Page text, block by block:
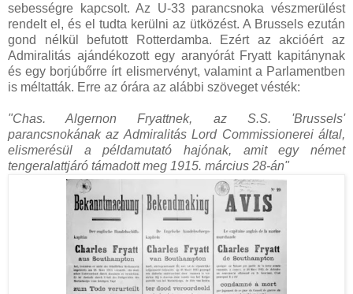
sebességre kapcsolt. Az U-33 parancsnoka vészmerülést
rendelt el, és el tudta kerülni az ütközést. A Brussels ezután
gond nélkül befutott Rotterdamba. Ezért az akcióért az
Admiralitás ajándékozott egy aranyórát Fryatt kapitánynak
és egy borjúbőrre írt elismervényt, valamint a Parlamentben
is méltatták. Erre az órára az alábbi szöveget vésték:
"Chas. Algernon Fryattnek, az S.S. 'Brussels'
parancsnokának az Admiralitás Lord Commissionerei által,
elismerésül a példamutató hajónak, amit egy német
tengeralattjáró támadott meg 1915. március 28-án"